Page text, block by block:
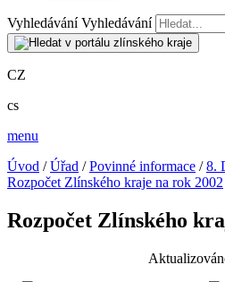
Vyhledávání Vyhledávání
CZ
cs
menu
Úvod /Úřad /Povinné informace /8.
Rozpočet Zlínského kraje na rok 2002
Rozpočet Zlínského